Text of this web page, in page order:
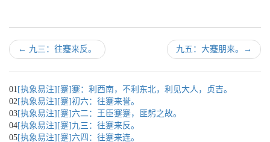
← 九三：往蹇来反。 九五：大蹇朋来。 →
01 [执象易注][蹇]蹇：利西南，不利东北，利见大人，贞吉。
02[执象易注][蹇]初六：往蹇来誉。
03[执象易注][蹇]六二：王臣蹇蹇，匪躬之故。
04[执象易注][蹇]九三：往蹇来反。
05[执象易注][蹇]六四：往蹇来连。